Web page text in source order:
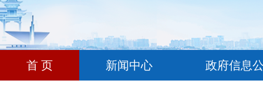
首 页 新闻中心 政府信息